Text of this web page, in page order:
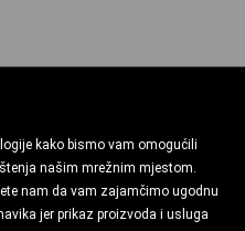
kako bismo vam omogućili
našim mrežnim mjestom.
nam da vam zajamčimo ugodnu
jer prikaz proizvoda i usluga